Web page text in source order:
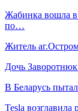
Жабинка вошла в
по…
Житель
Дочь
В Беларусь
Tesla